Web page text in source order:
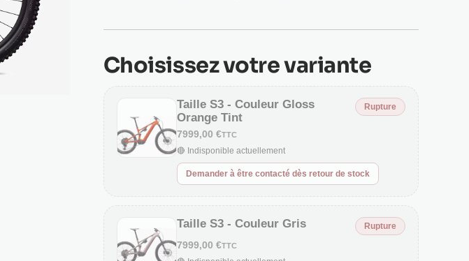
Choisissez votre variante
Taille S3 - Couleur Gloss
Orange Tint
Rupture
7999,00 €TTC
🔴 Indisponible actuellement
Demander à être contacté dès retour de stock
Taille S3 - Couleur Gris Rupture
7999,00 €TTC